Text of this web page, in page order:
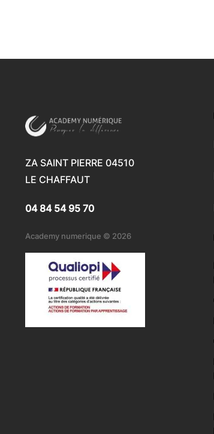
ZA SAINT PIERRE 04510
LE CHAFFAUT
04 84 54 95 70
Academy numerique © 2026